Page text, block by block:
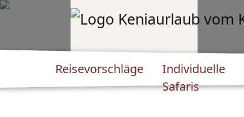
Reisevorschläge
Individuelle
Safaris